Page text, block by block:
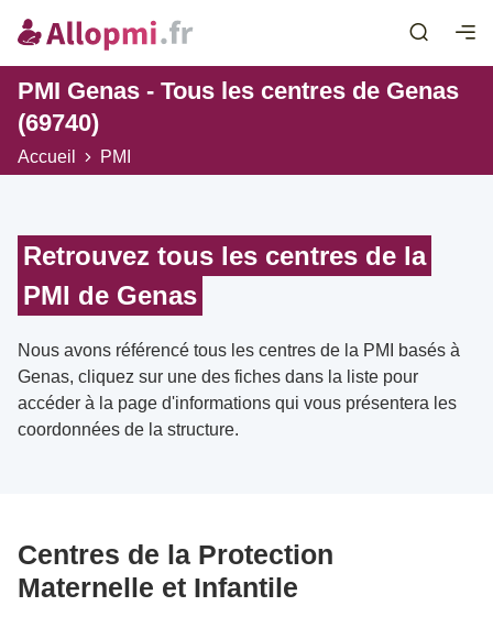
PMI Genas - Tous les centres de Genas
(69740)
Accueil PMI
Retrouvez tous les centres de la
PMI de Genas
Nous avons référencé tous les centres de la PMI basés à
Genas, cliquez sur une des fiches dans la liste pour
accéder à la page d'informations qui vous présentera les
coordonnées de la structure.
Centres de la Protection
Maternelle et Infantile